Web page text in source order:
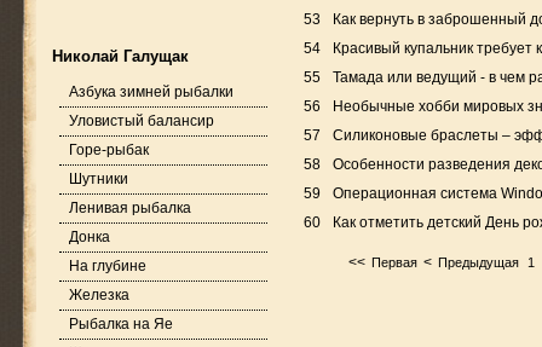
Николай Галущак
Азбука зимней рыбалки
Уловистый балансир
Горе-рыбак
Шутники
Ленивая рыбалка
Донка
На глубине
Железка
Рыбалка на Яе
53
Как вернуть в заброшенный
54
Красивый купальник требует
55
Тамада или ведущий - в чем
56
Необычные хобби мировых
57
Силиконовые браслеты –
58
Особенности разведения
59
Операционная система
60
Как отметить детский День
<< Первая < Предыдущая 1